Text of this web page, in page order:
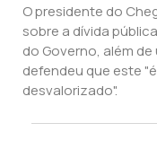
O presidente do
sobre a dívida
do Governo, além
defendeu que este
desvalorizado".